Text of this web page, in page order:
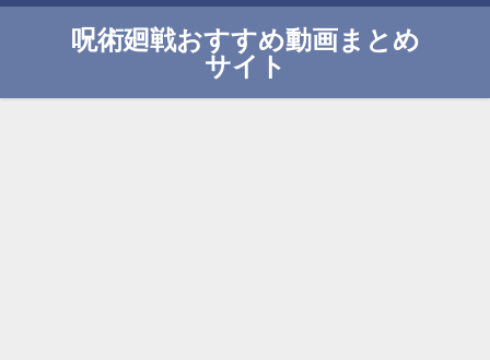
呪術廻戦おすすめ動画まとめ
サイト